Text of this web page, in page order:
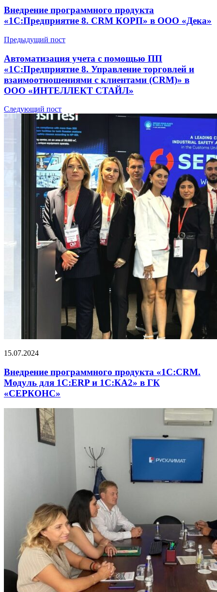
Внедрение программного продукта
«1С:Предприятие 8. CRM КОРП» в ООО «Дека»
Предыдущий пост
Автоматизация учета с помощью ПП
«1С:Предприятие 8. Управление торговлей и
взаимоотношениями с клиентами (CRM)» в
ООО «ИНТЕЛЛЕКТ СТАЙЛ»
Следующий пост
15.07.2024
Внедрение программного продукта «1С:CRM.
Модуль для 1С:ERP и 1С:КА2» в ГК
«СЕРКОНС»